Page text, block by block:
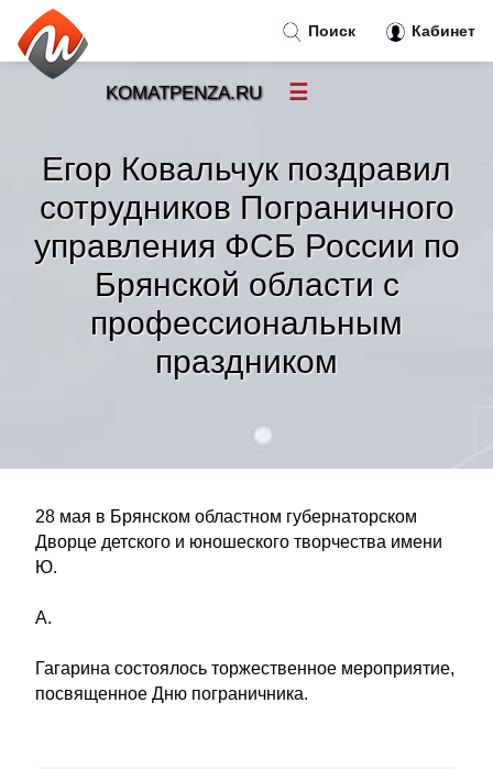
Егор Ковальчук поздравил
сотрудников Пограничного
управления ФСБ России по
Брянской области с
профессиональным
праздником
28 мая в Брянском областном губернаторском
Дворце детского и юношеского творчества имени
Ю.
А.
Гагарина состоялось торжественное мероприятие,
посвященное Дню пограничника.
Поиск Кабинет
KOMATPENZA.RU ☰
Новости»
Тренды новостей»
Рубрики»